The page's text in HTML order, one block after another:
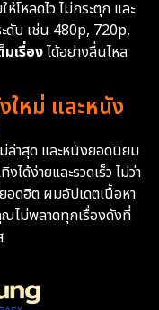
225
372
339
9
หลดไว ไม่กระตุก และ
ดับ เช่น 480p, 720p,
เรื่องได้อย่างลื่นไหล
ใหม่ และหนัง
ล่าสุด และหนังยอดนิยม
ได้ง่ายและรวดเร็ว ไม่ว่า
อดฮิต ผมอัปเดตเนื้อหา
ไม่พลาดทุกเรื่องดังที่